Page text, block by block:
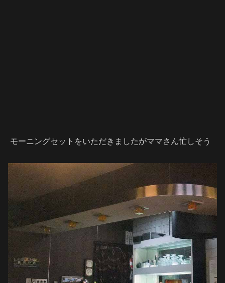
モーニングセットをいただきましたがママさん忙しそう